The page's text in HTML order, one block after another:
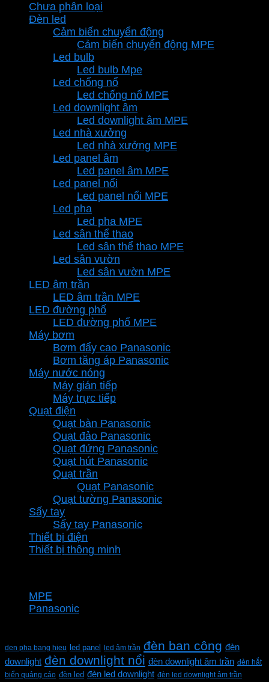
22.844.800 ₫.
Chưa phân loại
Đèn led
Cảm biến chuyển động
Cảm biến chuyển động MPE
Led bulb
Led bulb Mpe
Led chống nổ
Led chống nổ MPE
Led downlight âm
Led downlight âm MPE
Led nhà xưởng
Led nhà xưởng MPE
Led panel âm
Led panel âm MPE
Led panel nổi
Led panel nổi MPE
Led pha
Led pha MPE
Led sân thể thao
Led sân thể thao MPE
Led sân vườn
Led sân vườn MPE
LED âm trần
LED âm trần MPE
LED đường phố
LED đường phố MPE
Máy bơm
Bơm đẩy cao Panasonic
Bơm tăng áp Panasonic
Máy nước nóng
Máy gián tiếp
Máy trực tiếp
Quạt điện
Quạt bàn Panasonic
Quạt đảo Panasonic
Quạt đứng Panasonic
Quạt hút Panasonic
Quạt trần
Quạt Panasonic
Quạt tường Panasonic
Sấy tay
Sấy tay Panasonic
Thiết bị điện
Thiết bị thông minh
MPE
Panasonic
den pha bang hieu led panel led âm trần đèn ban công đèn
downlight đèn downlight nổi đèn downlight âm trần đèn hắt
biển quảng cáo đèn led đèn led downlight đèn led downlight âm trần